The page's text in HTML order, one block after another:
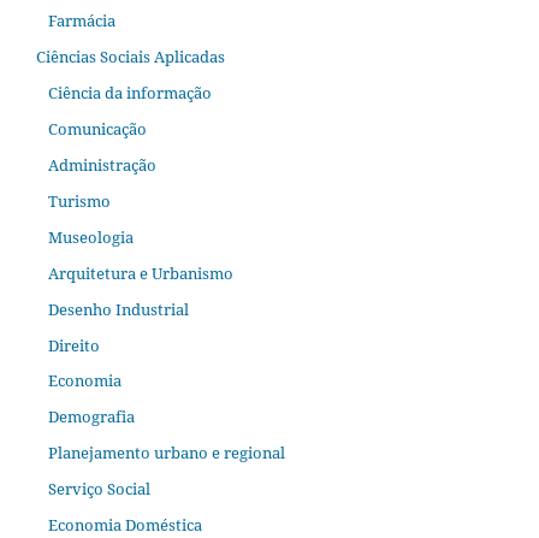
Farmácia
Ciências Sociais Aplicadas
Ciência da informação
Comunicação
Administração
Turismo
Museologia
Arquitetura e Urbanismo
Desenho Industrial
Direito
Economia
Demografia
Planejamento urbano e regional
Serviço Social
Economia Doméstica